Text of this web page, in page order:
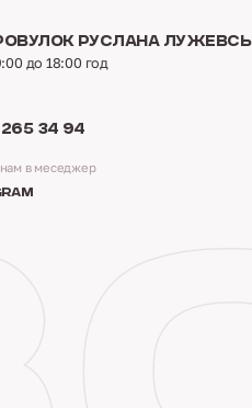
РУСЛАНА
до 18:00 год
34 94
в меседжер